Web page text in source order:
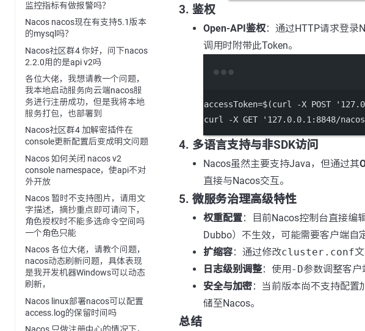
监控指标有做报警吗？
Nacos nacos现在有支持5.1版本
的mysql吗？
Nacos社区群4 你好，问下nacos
2.2.0用的是api v2吗
各位大佬，我想请教一个问题，
我本地启动服务向云端nacos服
务进行注册成功，但是我将本地
服务打包，也部署到
Nacos社区群4 加解密插件在
console更新配置后变成明文问题
Nacos 如何关闭 nacos v2
console namespace，使api不对
外开放
Nacos 暂时不支持图片，请用文
字描述，摘抄重点即可请问下，
角色授权时不能多选命令空间吗
一个角色只能
Nacos 各位大佬，请教个问题，
nacos动态刷新问题，具体表现
是我开发机器Windows可以动态
刷新，
Nacos linux部署nacos可以配置
access.log的保留时间吗
3. 鉴权
Open-API鉴权：通过HTTP请求登录
调用时附带此Token。
accessToken=$(curl -X POST
curl
-X GET '127.0.0.1:8848/
4. 多语言支持与非SDK访问
Nacos虽然主要支持Java，但通过其
直接与Nacos交互。
5. 微服务治理高级特性
权重配置：目前Nacos控制台直接编
Dubbo）不生效，可能需要客户端自
扩缩容：通过修改cluster.conf
日志级别调整：使用 -D参数调整客户
安全与加密：当前版本尚不支持配置
储至Nacos。
总结